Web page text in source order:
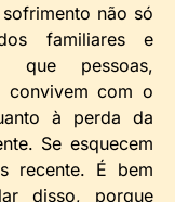
não só
familiares e
que pessoas,
convivem com o
à perda da
Se esquecem
recente. É bem
disso, porque